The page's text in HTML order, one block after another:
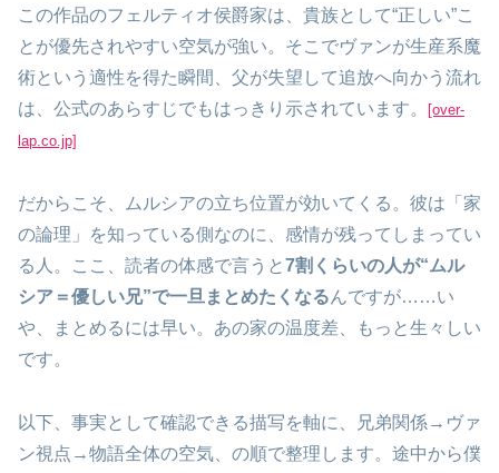
この作品のフェルティオ侯爵家は、貴族として“正しい”こ
とが優先されやすい空気が強い。そこでヴァンが生産系魔
術という適性を得た瞬間、父が失望して追放へ向かう流れ
は、公式のあらすじでもはっきり示されています。
[over-
lap.co.jp]
だからこそ、ムルシアの立ち位置が効いてくる。彼は「家
の論理」を知っている側なのに、感情が残ってしまってい
る人。ここ、読者の体感で言うと7割くらいの人が“ムル
シア＝優しい兄”で一旦まとめたくなるんですが……い
や、まとめるには早い。あの家の温度差、もっと生々しい
です。
以下、事実として確認できる描写を軸に、兄弟関係→ヴァ
ン視点→物語全体の空気、の順で整理します。途中から僕